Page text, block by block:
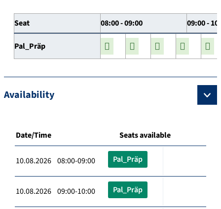
Seat 08:00 - 09:00 09:00 -
Pal_Präp
Availability
Date/Time Seats available
10.08.2026 08:00-09:00 Pal_Präp
10.08.2026 09:00-10:00 Pal_Präp